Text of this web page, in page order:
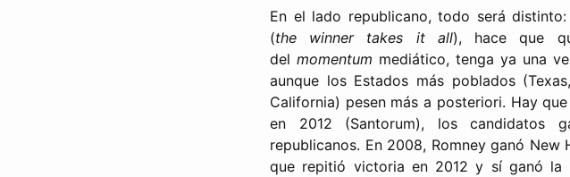
En el lado republicano, todo será
(the winner takes it all), hace que
del momentum mediático, tenga ya una
aunque los Estados más poblados
California) pesen más a posteriori. Hay
en 2012 (Santorum), los candidatos
republicanos. En 2008, Romney ganó
que repitió victoria en 2012 y sí ganó la